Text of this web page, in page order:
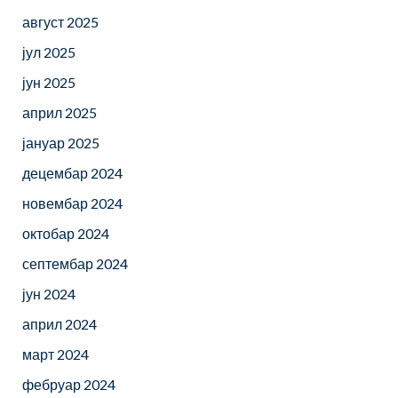
август 2025
јул 2025
јун 2025
април 2025
јануар 2025
децембар 2024
новембар 2024
октобар 2024
септембар 2024
јун 2024
април 2024
март 2024
фебруар 2024